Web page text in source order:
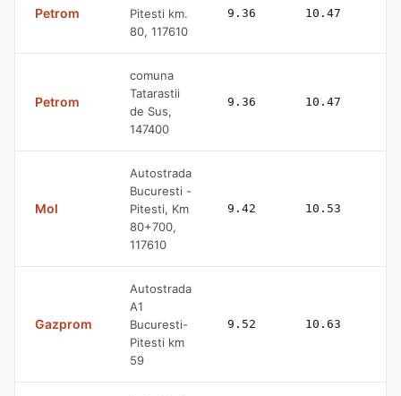
Petrom
Pitesti km.
80, 117610
9.36 10.47
Petrom
comuna
Tatarastii
de Sus,
147400
9.36 10.47
Mol
Autostrada
Bucuresti -
Pitesti, Km
80+700,
117610
9.42 10.53
Gazprom
Autostrada
A1
Bucuresti-
Pitesti km
59
9.52 10.63